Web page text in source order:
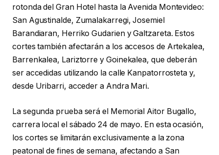
rotonda del Gran Hotel hasta la Avenida Montevideo:
San Agustinalde, Zumalakarregi, Josemiel
Barandiaran, Herriko Gudarien y Galtzareta. Estos
cortes también afectarán a los accesos de Artekalea,
Barrenkalea, Lariztorre y Goinekalea, que deberán
ser accedidas utilizando la calle Kanpatorrosteta y,
desde Uribarri, acceder a Andra Mari.
La segunda prueba será el Memorial Aitor Bugallo,
carrera local el sábado 24 de mayo. En esta ocasión,
los cortes se limitarán exclusivamente a la zona
peatonal de fines de semana, afectando a San